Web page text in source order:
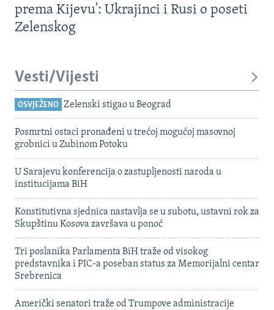
prema Kijevu': Ukrajinci i Rusi o poseti
Zelenskog
Vesti/Vijesti
OSVJEŽENO Zelenski stigao u Beograd
Posmrtni ostaci pronađeni u trećoj mogućoj masovnoj
grobnici u Zubinom Potoku
U Sarajevu konferencija o zastupljenosti naroda u
institucijama BiH
Konstitutivna sjednica nastavlja se u subotu, ustavni rok za
Skupštinu Kosova završava u ponoć
Tri poslanika Parlamenta BiH traže od visokog
predstavnika i PIC-a poseban status za Memorijalni centar
Srebrenica
Američki senatori traže od Trumpove administracije